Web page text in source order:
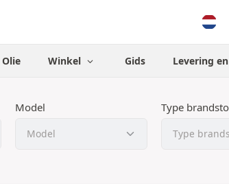
Olie Winkel Gids Levering
Model Type